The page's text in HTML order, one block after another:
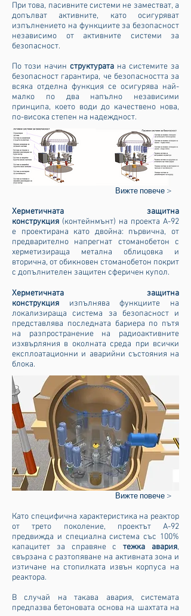
При това, пасивните системи не заместват, а
допълват активните, като осигуряват
изпълнението на функциите за безопасност
независимо от активните системи за
безопасност.
По този начин структурата на системите за
безопасност гарантира, че безопасността за
всяка отделна функция се осигурява най-
малко по два напълно независими
принципа, което води до качествено нова,
по-висока степен на надеждност.
Вижте повече >
Херметичната защитна
конструкция (контейнмънт) на проекта А-92
е проектирана като двойна: първична, от
предварително напрегнат стоманобетон с
херметизираща метална облицовка и
вторична, от обикновен стоманобетон покрит
с допълнителен защитен сферичен купол.
Херметичната защитна
конструкция изпълнява функциите на
локализираща система за безопасност и
представлява последната бариера по пътя
на разпространение на радиоактивните
изхвърляния в околната среда при всички
експлоатационни и аварийни състояния на
блока.
Вижте повече >
Като специфична характеристика на реактор
от трето поколение, проектът А-92
предвижда и специална система със 100%
капацитет за справяне стежка авария,
свързана с разтопяване на активната зона и
изтичане на стопилката извън корпуса на
реактора.
В случай на такава авария, системата
предпазва бетоновата основа на шахтата на